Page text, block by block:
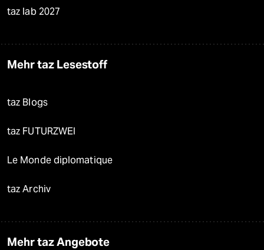
taz lab 2027
Mehr taz Lesestoff
taz Blogs
taz FUTURZWEI
Le Monde diplomatique
taz Archiv
Mehr taz Angebote